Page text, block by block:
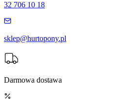
32 706 10 18
sklep@hurtopony.pl
Darmowa dostawa